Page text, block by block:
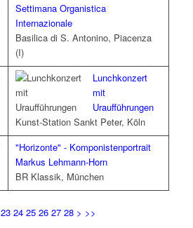
Settimana Organistica
Internazionale
Basilica di S. Antonino, Piacenza
(I)
Lunchkonzert
mit
Uraufführungen
Kunst-Station Sankt Peter, Köln
"Horizonte" - Komponistenportrait
Markus Lehmann-Horn
BR Klassik, München
23 24 25 26 27 28 > >>